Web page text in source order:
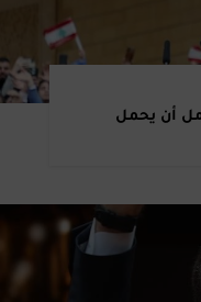
أن يحمل